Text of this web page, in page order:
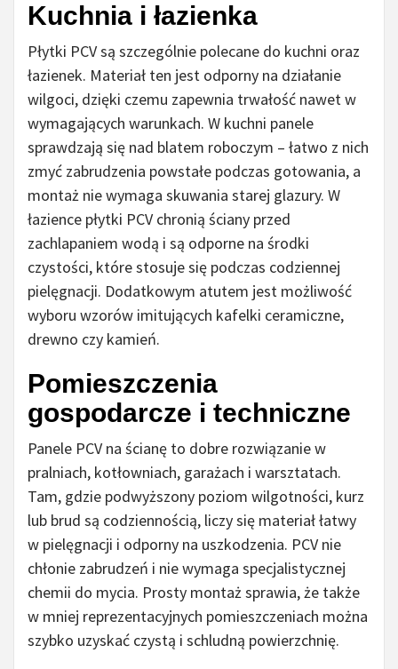
Kuchnia i łazienka
Płytki PCV są szczególnie polecane do kuchni oraz
łazienek. Materiał ten jest odporny na działanie
wilgoci, dzięki czemu zapewnia trwałość nawet w
wymagających warunkach. W kuchni panele
sprawdzają się nad blatem roboczym – łatwo z nich
zmyć zabrudzenia powstałe podczas gotowania, a
montaż nie wymaga skuwania starej glazury. W
łazience płytki PCV chronią ściany przed
zachlapaniem wodą i są odporne na środki
czystości, które stosuje się podczas codziennej
pielęgnacji. Dodatkowym atutem jest możliwość
wyboru wzorów imitujących kafelki ceramiczne,
drewno czy kamień.
Pomieszczenia
gospodarcze i techniczne
Panele PCV na ścianę to dobre rozwiązanie w
pralniach, kotłowniach, garażach i warsztatach.
Tam, gdzie podwyższony poziom wilgotności, kurz
lub brud są codziennością, liczy się materiał łatwy
w pielęgnacji i odporny na uszkodzenia. PCV nie
chłonie zabrudzeń i nie wymaga specjalistycznej
chemii do mycia. Prosty montaż sprawia, że także
w mniej reprezentacyjnych pomieszczeniach można
szybko uzyskać czystą i schludną powierzchnię.